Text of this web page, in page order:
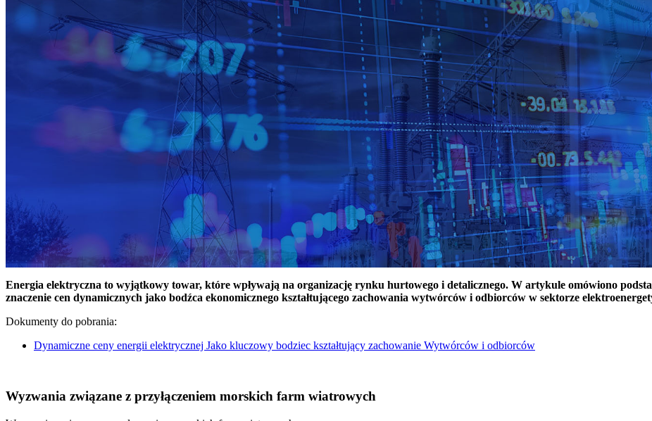
Energia elektryczna to wyjątkowy towar, które wpływają na organizację rynku hurtowego i detalicznego. W artykule omówiono
znaczenie cen dynamicznych jako bodźca ekonomicznego kształtującego zachowania wytwórców i odbiorców w sektorze
Dokumenty do pobrania:
Dynamiczne ceny energii elektrycznej Jako kluczowy bodziec kształtujący zachowanie Wytwórców i odbiorców
Wyzwania związane z przyłączeniem morskich farm wiatrowych